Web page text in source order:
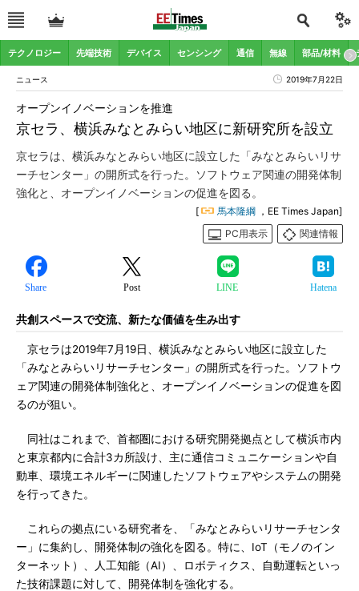
テクノロジー 先端技術 デバイス センシング 通信 無線 部品/材料
ニュース 2019年7月22日
京セラ、横浜みなとみらい地区に新研究所を設立
オープンイノベーションを推進
京セラは、横浜みなとみらい地区に設立した「みなとみらいリサ
ーチセンター」の開所式を行った。ソフトウェア関連の開発体制
強化と、オープンイノベーションの促進を図る。
[ 馬本隆綱 ，EE Times Japan]
PC用表示
関連情報
Share Post LINE Hatena
共創スペースで交流、新たな価値を生み出す
京セラは2019年7月19日、横浜みなとみらい地区に設立した
「みなとみらいリサーチセンター」の開所式を行った。ソフトウ
ェア関連の開発体制強化と、オープンイノベーションの促進を図
るのが狙い。
同社はこれまで、首都圏における研究開発拠点として横浜市内
と東京都内に合計3カ所設け、主に通信コミュニケーションや自
動車、環境エネルギーに関連したソフトウェアやシステムの開発
を行ってきた。
これらの拠点にいる研究者を、「みなとみらいリサーチセンタ
ー」に集約し、開発体制の強化を図る。特に、IoT（モノのイン
ターネット）、人工知能（AI）、ロボティクス、自動運転といっ
た技術課題に対して、開発体制を強化する。